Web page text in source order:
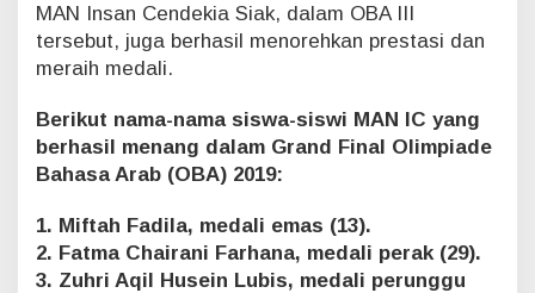
e
B
a
s
A
a
b
(
MAN Insan Cendekia Siak, dalam OBA III
tersebut, juga berhasil menorehkan prestasi dan
meraih medali.
Berikut nama-nama siswa-siswi MAN IC yang
berhasil menang dalam Grand Final Olimpiade
Bahasa Arab (OBA) 2019:
1. Miftah Fadila, medali emas (13).
2. Fatma Chairani Farhana, medali perak (29).
3. Zuhri Aqil Husein Lubis, medali perunggu